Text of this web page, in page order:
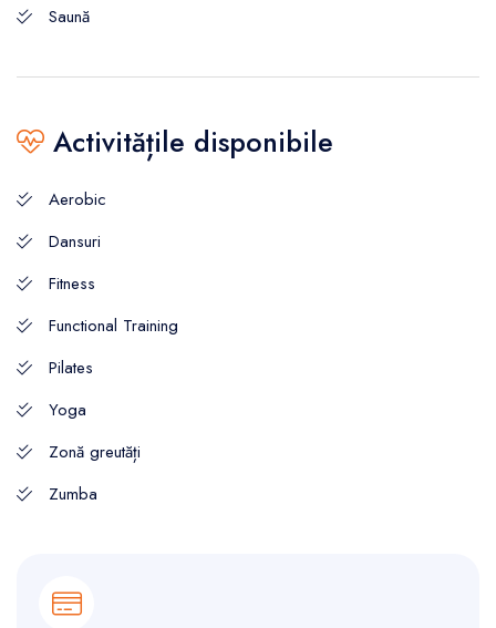
Saună
Activitățile disponibile
Aerobic
Dansuri
Fitness
Functional Training
Pilates
Yoga
Zonă greutăți
Zumba